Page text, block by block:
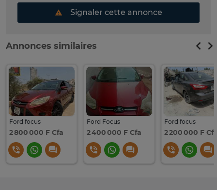
Signaler cette annonce
Annonces similaires
Ford focus
2 800 000 F Cfa
Ford Focus
2 400 000 F Cfa
Ford focus
2 200 000 F